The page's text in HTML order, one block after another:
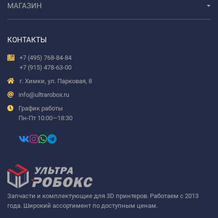
Запчасти и комплектующие для 3D принтеров. Работаем с 2013
года. Широкий ассортимент по доступным ценам.
МАГАЗИН
КОНТАКТЫ
+7 (495) 768-84-84
+7 (915) 478-63-00
г. Химки, ул. Парковая, 8
info@ultrarobox.ru
График работы
Пн-Пт 10:00—18:30